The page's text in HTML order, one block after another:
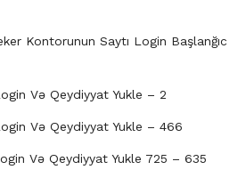
Kontorunun Saytı Login Başlanğıc
Və Qeydiyyat Yukle – 2
Və Qeydiyyat Yukle – 466
Və Qeydiyyat Yukle 725 – 635